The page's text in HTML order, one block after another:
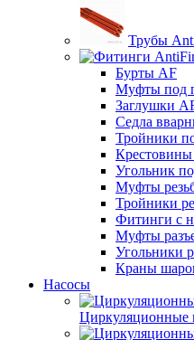
Трубы
Бурты AF
Муфты под
Заглушки
Седла
Тройники
Угольник
Муфты
Тройники
Фитинги с
Муфты
Угольники
Краны
Насосы